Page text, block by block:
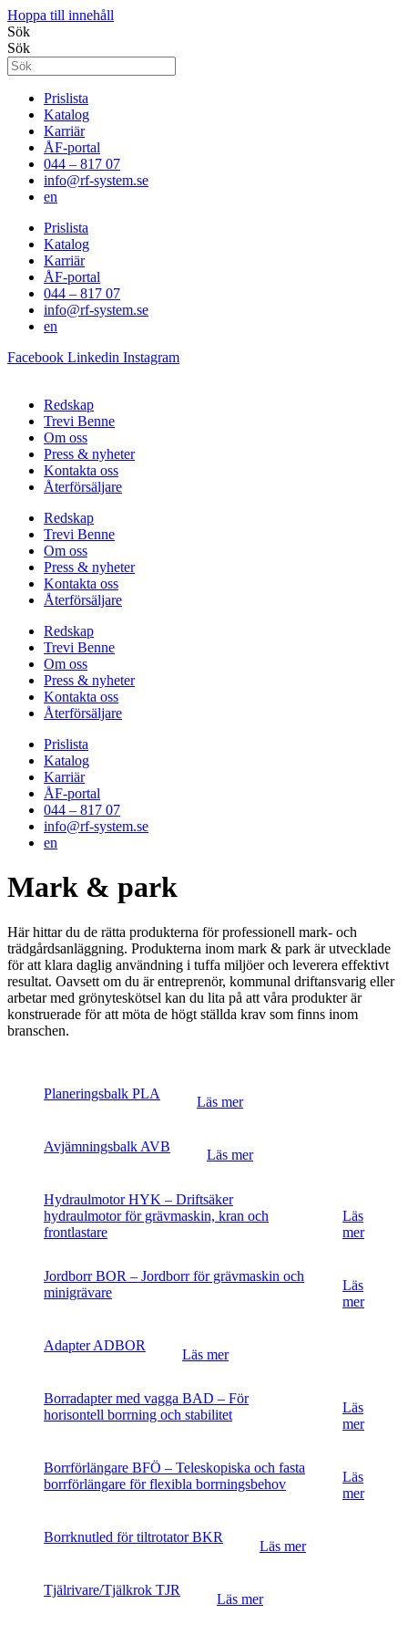
Hoppa till innehåll
Sök
Sök
Prislista
Katalog
Karriär
ÅF-portal
044 – 817 07
info@rf-system.se
en
Prislista
Katalog
Karriär
ÅF-portal
044 – 817 07
info@rf-system.se
en
Facebook Linkedin Instagram
Redskap
Trevi Benne
Om oss
Press & nyheter
Kontakta oss
Återförsäljare
Redskap
Trevi Benne
Om oss
Press & nyheter
Kontakta oss
Återförsäljare
Redskap
Trevi Benne
Om oss
Press & nyheter
Kontakta oss
Återförsäljare
Prislista
Katalog
Karriär
ÅF-portal
044 – 817 07
info@rf-system.se
en
Mark & park
Här hittar du de rätta produkterna för professionell mark- och
trädgårdsanläggning. Produkterna inom mark & park är utvecklade
för att klara daglig användning i tuffa miljöer och leverera effektivt
resultat. Oavsett om du är entreprenör, kommunal driftansvarig eller
arbetar med grönyteskötsel kan du lita på att våra produkter är
konstruerade för att möta de högt ställda krav som finns inom
branschen.
Planeringsbalk PLA
Läs mer
Avjämningsbalk AVB
Läs mer
Hydraulmotor HYK – Driftsäker
hydraulmotor för grävmaskin, kran och
frontlastare
Läs
mer
Jordborr BOR – Jordborr för grävmaskin och
minigrävare
Läs
mer
Adapter ADBOR
Läs mer
Borradapter med vagga BAD – För
horisontell borrning och stabilitet
Läs
mer
Borrförlängare BFÖ – Teleskopiska och fasta
borrförlängare för flexibla borrningsbehov
Läs
mer
Borrknutled för tiltrotator BKR
Läs mer
Tjälrivare/Tjälkrok TJR
Läs mer